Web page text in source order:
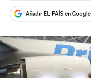
Añadir EL PAÍS en Google